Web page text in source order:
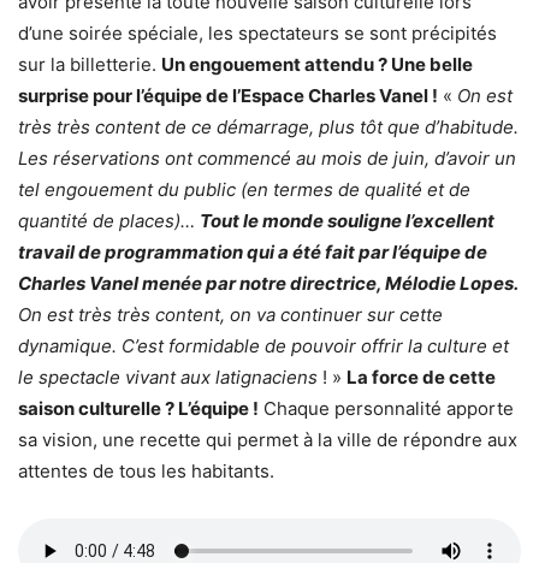
d’une soirée spéciale, les spectateurs se sont précipités
sur la billetterie. Un engouement attendu ? Une belle
surprise pour l’équipe de l’Espace Charles Vanel ! « On est
très très content de ce démarrage, plus tôt que d’habitude.
Les réservations ont commencé au mois de juin, d’avoir un
tel engouement du public (en termes de qualité et de
quantité de places)… Tout le monde souligne l’excellent
travail de programmation qui a été fait par l’équipe de
Charles Vanel menée par notre directrice, Mélodie Lopes.
On est très très content, on va continuer sur cette
dynamique. C’est formidable de pouvoir offrir la culture et
le spectacle vivant aux latignaciens ! » La force de cette
saison culturelle ? L’équipe ! Chaque personnalité apporte
sa vision, une recette qui permet à la ville de répondre aux
attentes de tous les habitants.